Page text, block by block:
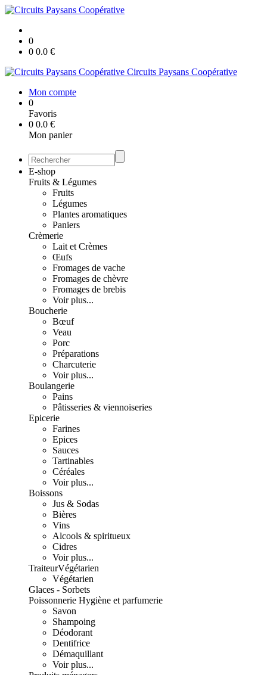
0
0 0.0 €
Circuits Paysans Coopérative
Mon compte
0
Favoris
0 0.0 €
Mon panier
E-shop
Fruits & Légumes
Fruits
Légumes
Plantes aromatiques
Paniers
Crèmerie
Lait et Crèmes
Œufs
Fromages de vache
Fromages de chèvre
Fromages de brebis
Voir plus...
Boucherie
Bœuf
Veau
Porc
Préparations
Charcuterie
Voir plus...
Boulangerie
Pains
Pâtisseries & viennoiseries
Epicerie
Farines
Epices
Sauces
Tartinables
Céréales
Voir plus...
Boissons
Jus & Sodas
Bières
Vins
Alcools & spiritueux
Cidres
Voir plus...
TraiteurVégétarien
Végétarien
Glaces - Sorbets
Poissonnerie Hygiène et parfumerie
Savon
Shampoing
Déodorant
Dentifrice
Démaquillant
Voir plus...